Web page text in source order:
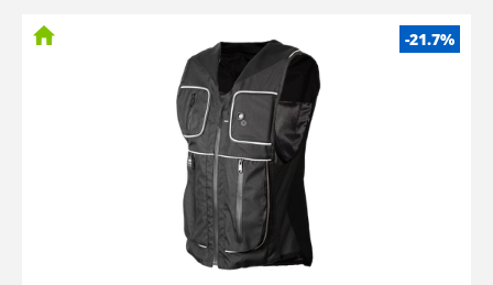
-21.7%